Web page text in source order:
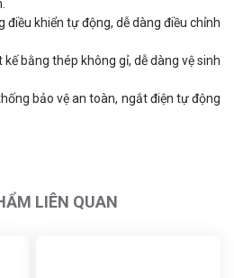
điều khiển tự động, dễ dàng điều chỉnh
kế bằng thép không gỉ, dễ dàng vệ sinh
bảo vệ an toàn, ngắt điện tự động
LIÊN QUAN